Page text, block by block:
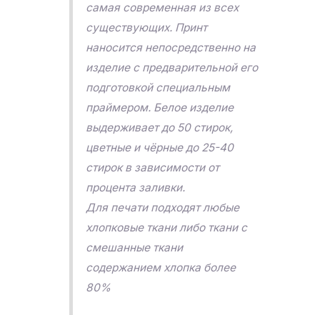
самая современная из всех
существующих. Принт
наносится непосредственно на
изделие с предварительной его
подготовкой специальным
праймером. Белое изделие
выдерживает до 50 стирок,
цветные и чёрные до 25-40
стирок в зависимости от
процента заливки.
Для печати подходят любые
хлопковые ткани либо ткани с
смешанные ткани
содержанием хлопка более
80%